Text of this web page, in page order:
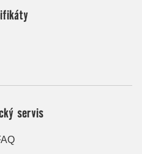
servis